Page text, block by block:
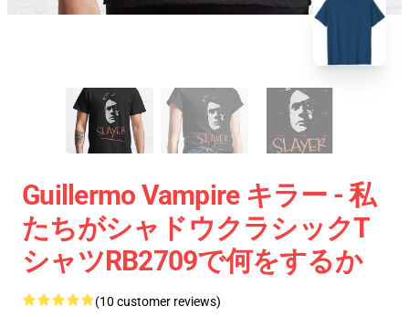
Guillermo Vampire キラー - 私
たちがシャドウクラシックT
シャツRB2709で何をするか
(10 customer reviews)